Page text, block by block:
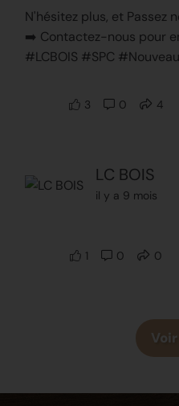
N'hésitez plus, et Passez
➡️ Contactez-nous pour
#LCBOIS #SPC
3 0 4
LC BOIS
il y a 9 mois
1 0 0